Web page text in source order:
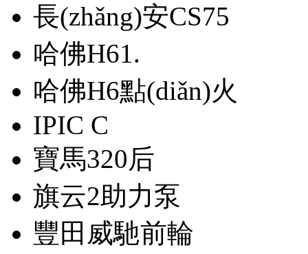
長(zhǎng)安CS75
哈佛H61.
哈佛H6點(diǎn)火
IPIC C
寶馬320后
旗云2助力泵
豐田威馳前輪